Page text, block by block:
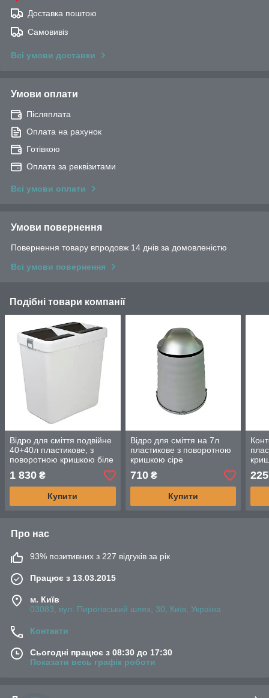
Доставка поштою
Самовивіз
Всі умови доставки
Умови оплати
Післяплата
Оплата на рахунок
Готівкою
Оплата за реквізитами
Всі умови оплати
Умови повернення
Повернення товару впродовж 14 днів за домовленістю
Всі умови повернення
Подібні товари компанії
Відро для сміття подвійне
40+40л пластикове, з
поворотною кришкою біле
1 830 ₴
Купити
Відро для сміття на 7л
пластикове з поворотною
кришкою сіре
710₴
Купити
на
225
Про нас
93% позитивних з 227 відгуків за рік
Працює з 13.03.2015
м. Київ
03083, вул. Пирогівський шлях, 30, Київ, Україна
Контакти
Сьогодні працює з 08:30 до 17:30
Показати весь графік роботи